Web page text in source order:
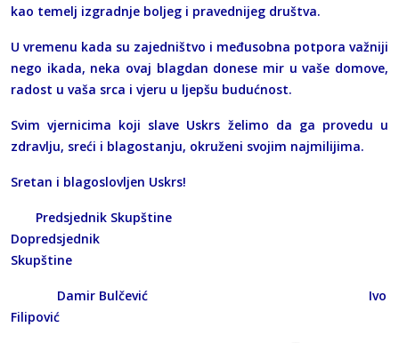
kao temelj izgradnje boljeg i pravednijeg društva.
U vremenu kada su zajedništvo i međusobna potpora važniji
nego ikada, neka ovaj blagdan donese mir u vaše domove,
radost u vaša srca i vjeru u ljepšu budućnost.
Svim vjernicima koji slave Uskrs želimo da ga provedu u
zdravlju, sreći i blagostanju, okruženi svojim najmilijima.
Sretan i blagoslovljen Uskrs!
Predsjednik Skupštine
Dopredsjednik
Skupštine
Damir Bulčević Ivo
Filipović